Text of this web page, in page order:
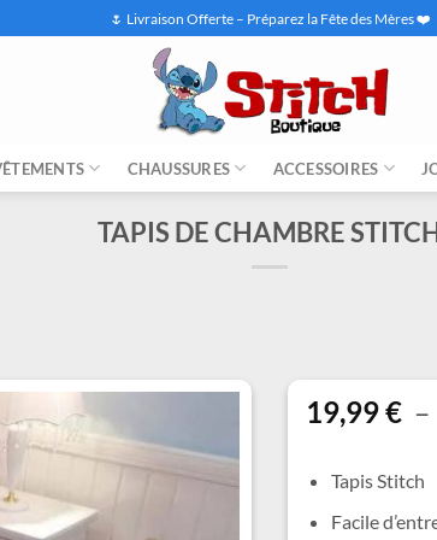
🌷 Livraison Offerte – Préparez la Fête des Mères ❤️
CHAUSSURES ACCESSOIRES
TAPIS DE CHAMBRE
19,99€ –
Tapis Stitch
Facile